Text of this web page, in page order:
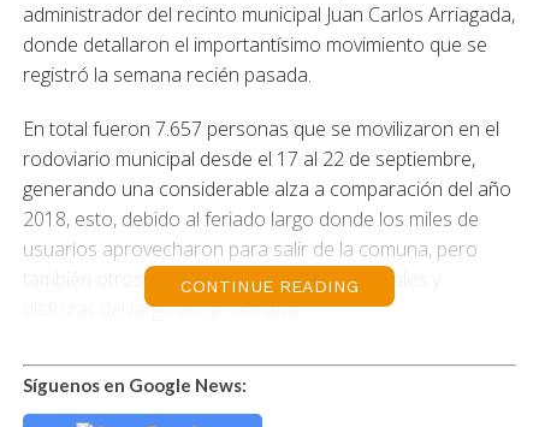
administrador del recinto municipal Juan Carlos Arriagada,
donde detallaron el importantísimo movimiento que se
registró la semana recién pasada.
En total fueron 7.657 personas que se movilizaron en el
rodoviario municipal desde el 17 al 22 de septiembre,
generando una considerable alza a comparación del año
2018, esto, debido al feriado largo donde los miles de
usuarios aprovecharon para salir de la comuna, pero
también otros para llegar hasta Puerto Natales y
disfrutar del largo fin de semana.
El edil señaló que dicho terminal permite ser el centro de
distribución para los pasajeros que realizan viajes
CONTINUE READING
Síguenos en Google News: